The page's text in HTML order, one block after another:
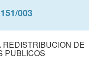
003
REDISTRIBUCION DE
PUBLICOS